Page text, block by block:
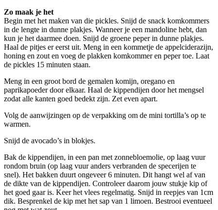
Zo maak je het
Begin met het maken van die pickles. Snijd de snack komkommers
in de lengte in dunne plakjes. Wanneer je een mandoline hebt, dan
kun je het daarmee doen. Snijd de groene peper in dunne plakjes.
Haal de pitjes er eerst uit. Meng in een kommetje de appelciderazijn,
honing en zout en voeg de plakken komkommer en peper toe. Laat
de pickles 15 minuten staan.
Meng in een groot bord de gemalen komijn, oregano en
paprikapoeder door elkaar. Haal de kippendijen door het mengsel
zodat alle kanten goed bedekt zijn. Zet even apart.
Volg de aanwijzingen op de verpakking om de mini tortilla’s op te
warmen.
Snijd de avocado’s in blokjes.
Bak de kippendijen, in een pan met zonnebloemolie, op laag vuur
rondom bruin (op laag vuur anders verbranden de specerijen te
snel). Het bakken duurt ongeveer 6 minuten. Dit hangt wel af van
de dikte van de kippendijen. Controleer daarom jouw stukje kip of
het goed gaar is. Keer het vlees regelmatig. Snijd in reepjes van 1cm
dik. Besprenkel de kip met het sap van 1 limoen. Bestrooi eventueel